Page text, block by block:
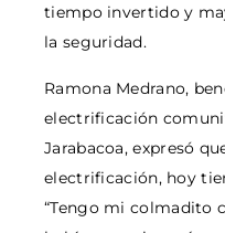
tiempo invertido y
la seguridad.
Ramona Medrano,
electrificación
Jarabacoa, expresó
electrificación, hoy
“Tengo mi colmadito